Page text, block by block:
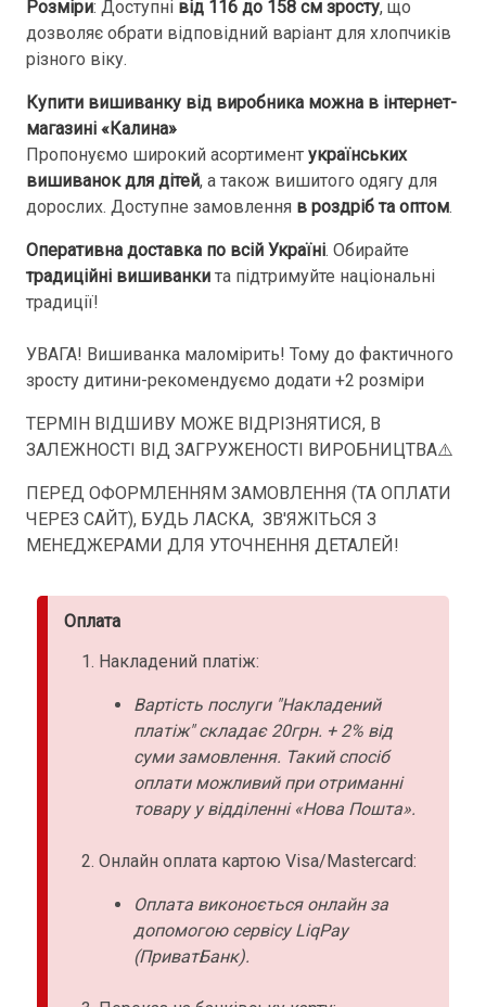
Розміри: Доступні від 116 до 158 см зросту, що
дозволяє обрати відповідний варіант для хлопчиків
різного віку.
Купити вишиванку від виробника можна в інтернет-
магазині «Калина»
Пропонуємо широкий асортимент українських
вишиванок для дітей, а також вишитого одягу для
дорослих. Доступне замовлення в роздріб та оптом.
Оперативна доставка по всій Україні. Обирайте
традиційні вишиванки та підтримуйте національні
традиції!
УВАГА! Вишиванка маломірить! Тому до фактичного
зросту дитини-рекомендуємо додати +2 розміри
ТЕРМІН ВІДШИВУ МОЖЕ ВІДРІЗНЯТИСЯ, В
ЗАЛЕЖНОСТІ ВІД ЗАГРУЖЕНОСТІ ВИРОБНИЦТВА⚠️
ПЕРЕД ОФОРМЛЕННЯМ ЗАМОВЛЕННЯ (ТА ОПЛАТИ
ЧЕРЕЗ САЙТ), БУДЬ ЛАСКА, ЗВ'ЯЖІТЬСЯ З
МЕНЕДЖЕРАМИ ДЛЯ УТОЧНЕННЯ ДЕТАЛЕЙ!
Оплата
Накладений платіж:
Вартість послуги "Накладений
платіж" складає 20грн. + 2% від
суми замовлення. Такий спосіб
оплати можливий при отриманні
товару у відділенні «Нова Пошта».
Онлайн оплата картою Visa/Mastercard:
Оплата виконоється онлайн за
допомогою сервісу LiqPay
(ПриватБанк).